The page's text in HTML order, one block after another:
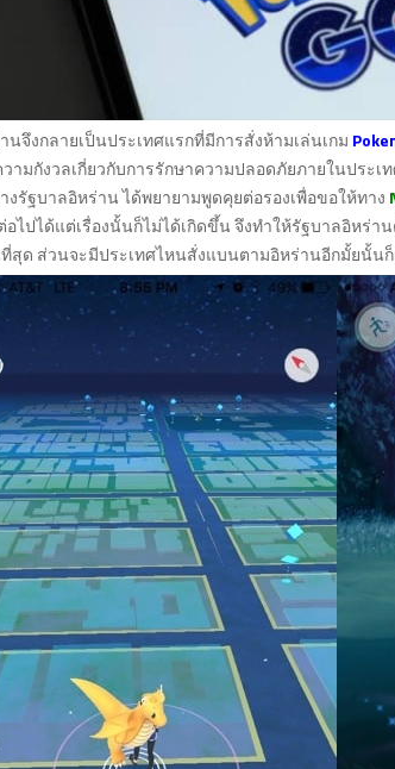
นจึงกลายเป็นประเทศแรกที่มีการสั่งห้ามเล่นเกม
ามกังวลเกี่ยวกับการรักษาความปลอดภัยภายในประเ
งรัฐบาลอิหร่าน ได้พยายามพูดคุยต่อรองเพื่อขอให้ทาง
อไปได้แต่เรื่องนั้นก็ไม่ได้เกิดขึ้น จึงทำให้รัฐบาลอิหร่
สุด ส่วนจะมีประเทศไหนสั่งแบนตามอิหร่านอีกมั้ยนั้น